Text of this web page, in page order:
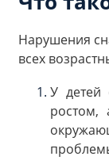
Нарушения
всех
У детей
ростом,